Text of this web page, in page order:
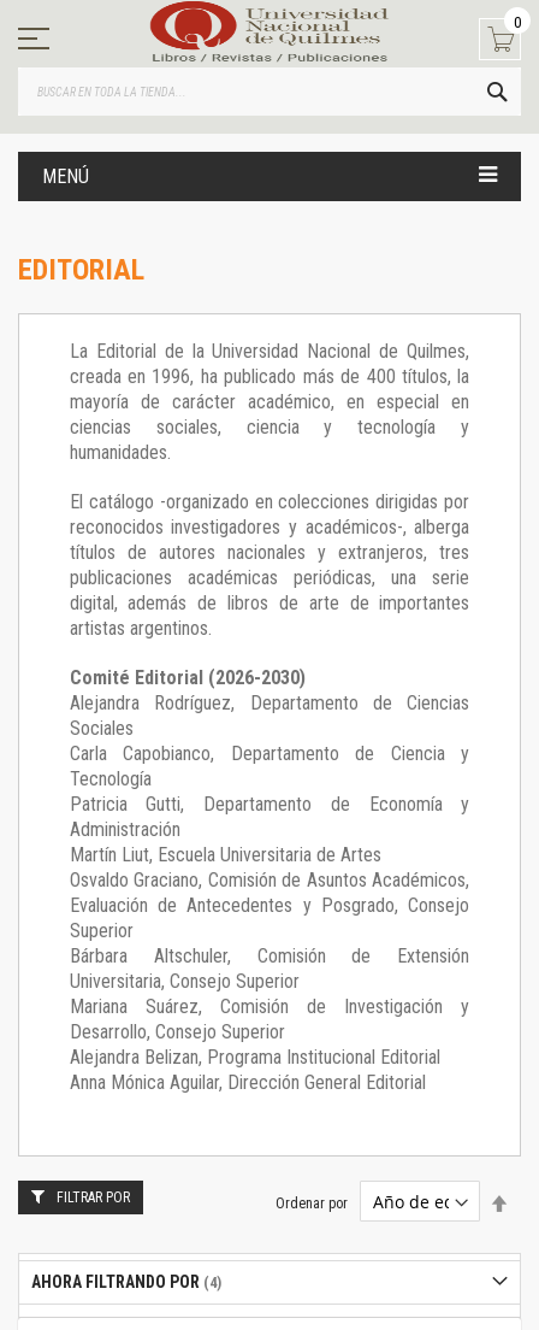
contenido
0
MENÚ
EDITORIAL
La Editorial de la Universidad Nacional de Quilmes,
creada en 1996, ha publicado más de 400 títulos, la
mayoría de carácter académico, en especial en
ciencias sociales, ciencia y tecnología y
humanidades.
El catálogo -organizado en colecciones dirigidas por
reconocidos investigadores y académicos-, alberga
títulos de autores nacionales y extranjeros, tres
publicaciones académicas periódicas, una serie
digital, además de libros de arte de importantes
artistas argentinos.
Comité Editorial (2026-2030)
Alejandra Rodríguez, Departamento de Ciencias
Sociales
Carla Capobianco, Departamento de Ciencia y
Tecnología
Patricia Gutti, Departamento de Economía y
Administración
Martín Liut, Escuela Universitaria de Artes
Osvaldo Graciano, Comisión de Asuntos Académicos,
Evaluación de Antecedentes y Posgrado, Consejo
Superior
Bárbara Altschuler, Comisión de Extensión
Universitaria, Consejo Superior
Mariana Suárez, Comisión de Investigación y
Desarrollo, Consejo Superior
Alejandra Belizan, Programa Institucional Editorial
Anna Mónica Aguilar, Dirección General Editorial
Ordenar por
FILTRAR POR
AHORA FILTRANDO POR